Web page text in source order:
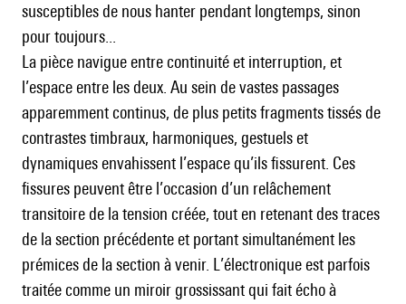
susceptibles de nous hanter pendant longtemps, sinon
pour toujours...
La pièce navigue entre continuité et interruption, et
l’espace entre les deux. Au sein de vastes passages
apparemment continus, de plus petits fragments tissés de
contrastes timbraux, harmoniques, gestuels et
dynamiques envahissent l’espace qu’ils fissurent. Ces
fissures peuvent être l’occasion d’un relâchement
transitoire de la tension créée, tout en retenant des traces
de la section précédente et portant simultanément les
prémices de la section à venir. L’électronique est parfois
traitée comme un miroir grossissant qui fait écho à